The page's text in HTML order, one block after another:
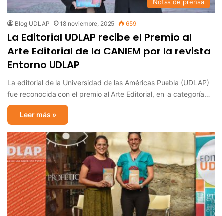
Notas de prensa
Blog UDLAP 18 noviembre, 2025 659
La Editorial UDLAP recibe el Premio al
Arte Editorial de la CANIEM por la revista
Entorno UDLAP
La editorial de la Universidad de las Américas Puebla (UDLAP)
fue reconocida con el premio al Arte Editorial, en la categoría…
Leer más »